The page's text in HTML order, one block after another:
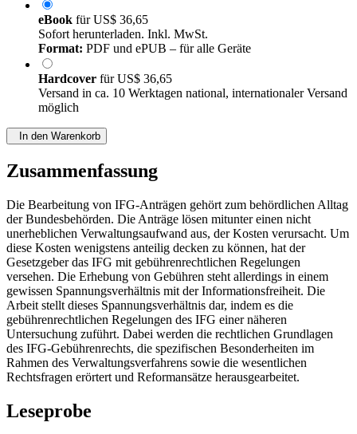
eBook fürUS$ 36,65
Sofort herunterladen. Inkl. MwSt.
Format: PDF und ePUB – für alle Geräte
Hardcover fürUS$ 36,65
Versand in ca. 10 Werktagen national, internationaler Versand
möglich
In den Warenkorb
Zusammenfassung
Die Bearbeitung von IFG-Anträgen gehört zum behördlichen Alltag
der Bundesbehörden. Die Anträge lösen mitunter einen nicht
unerheblichen Verwaltungsaufwand aus, der Kosten verursacht. Um
diese Kosten wenigstens anteilig decken zu können, hat der
Gesetzgeber das IFG mit gebührenrechtlichen Regelungen
versehen. Die Erhebung von Gebühren steht allerdings in einem
gewissen Spannungsverhältnis mit der Informationsfreiheit. Die
Arbeit stellt dieses Spannungsverhältnis dar, indem es die
gebührenrechtlichen Regelungen des IFG einer näheren
Untersuchung zuführt. Dabei werden die rechtlichen Grundlagen
des IFG-Gebührenrechts, die spezifischen Besonderheiten im
Rahmen des Verwaltungsverfahrens sowie die wesentlichen
Rechtsfragen erörtert und Reformansätze herausgearbeitet.
Leseprobe